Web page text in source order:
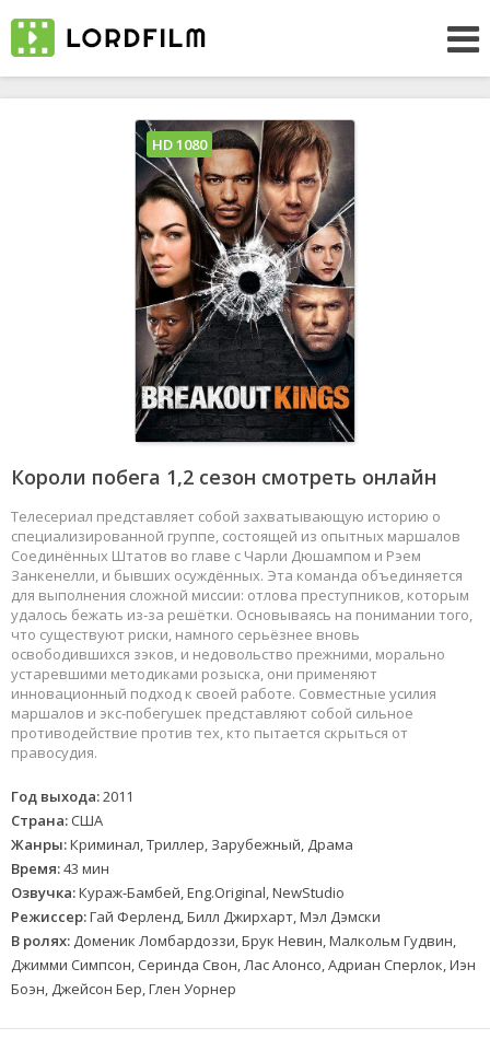
Короли побега 1,2 сезон смотреть онлайн
Телесериал представляет собой захватывающую историю о
специализированной группе, состоящей из опытных маршалов
Соединённых Штатов во главе с Чарли Дюшампом и Рэем
Занкенелли, и бывших осуждённых. Эта команда объединяется
для выполнения сложной миссии: отлова преступников, которым
удалось бежать из-за решётки. Основываясь на понимании того,
что существуют риски, намного серьёзнее вновь
освободившихся зэков, и недовольство прежними, морально
устаревшими методиками розыска, они применяют
инновационный подход к своей работе. Совместные усилия
маршалов и экс-побегушек представляют собой сильное
противодействие против тех, кто пытается скрыться от
правосудия.
Год выхода:2011
Страна: США
Жанры:Криминал, Триллер, Зарубежный, Драма
Время:43 мин
Озвучка:Кураж-Бамбей, Eng.Original, NewStudio
Режиссер:Гай Ферленд, Билл Джирхарт, Мэл Дэмски
В ролях: Доменик Ломбардоззи, Брук Невин, Малкольм Гудвин,
Джимми Симпсон, Серинда Свон, Лас Алонсо, Адриан Сперлок, Иэн
Боэн, Джейсон Бер, Глен Уорнер
HD 1080